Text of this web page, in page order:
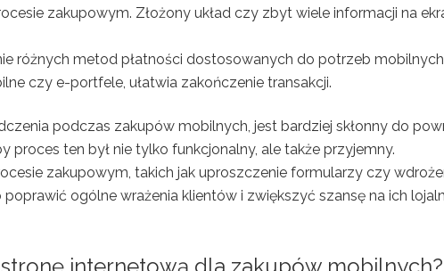
zakupowym. Złożony układ czy zbyt wiele informacji na
różnych metod płatności dostosowanych do potrzeb mobilnych
czy e-portfele, ułatwia zakończenie transakcji.
podczas zakupów mobilnych, jest bardziej skłonny do
proces ten był nie tylko funkcjonalny, ale także przyjemny.
zakupowym, takich jak uproszczenie formularzy czy
ogólne wrażenia klientów i zwiększyć szansę na ich